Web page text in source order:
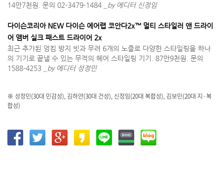
14만7천원. 문의 02-3479-1484
_by 에디터 신정임
다이슨코리아 NEW 다이슨 에어랩 코안다2x™ 멀티 스타일러 앤 드라이
어 앰버 실크 패스트 드라이어 2x
최근 추가된 엉킴 방지 빗과 무려 6개의 노즐로 다양한 스타일링을 하나
의 기기로 끝낼 수 있는 무적의 헤어 스타일링 기기. 87만9천원. 문의
1588-4253
_by 에디터 성정민
※ 성정민(30대 민감성), 김하얀(30대 건성), 신정임(20대 복합성), 김보민(20대 지·복
합성)